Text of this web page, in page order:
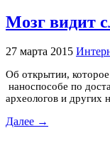
Мозг видит
27 марта 2015
Об открытии,
наноспособе по
археологов и других
Далее →